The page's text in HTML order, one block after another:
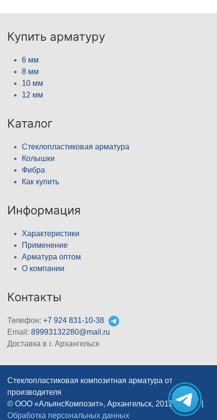
Купить арматуру
6 мм
8 мм
10 мм
12 мм
Каталог
Стеклопластиковая арматура
Колышки
Фибра
Как купить
Информация
Характеристики
Применение
Арматура оптом
О компании
Контакты
Телефон: +7 924 831-10-38
Email: 89993132280@mail.ru
Доставка в г. Архангельск
Стеклопластиковая композитная арматура от
производителя
© ООО «АльянсКомпозит», Архангельск, 2012–2026
|
Обработка персональных данных